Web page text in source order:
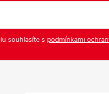
souhlasíte s podmínkami